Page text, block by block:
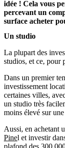
idée ! Cela vous
percevant un
surface acheter
Un studio
La plupart des
studios, et ce, pour
Dans un premier
investissement
certaines villes,
un studio très
moins élevé sur
Aussi, en achetant
Pinel et investir